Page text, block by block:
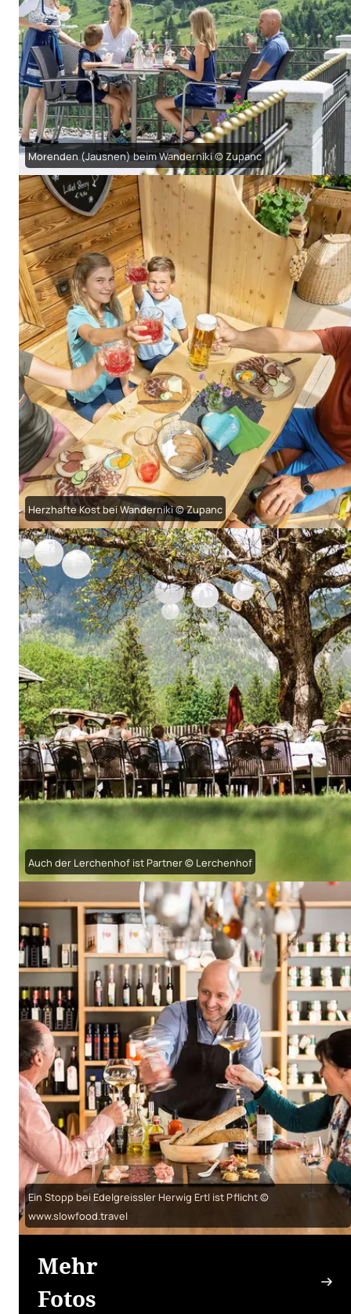
Morenden (Jausnen) beim Wanderniki © Zupanc
Herzhafte Kost bei Wanderniki © Zupanc
Auch der Lerchenhof ist Partner © Lerchenhof
Ein Stopp bei Edelgreissler Herwig Ertl ist Pflicht ©
www.slowfood.travel
Mehr
Fotos